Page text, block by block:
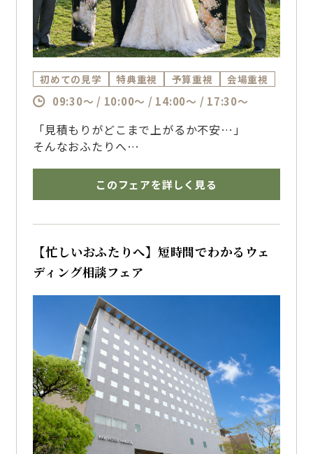
初めての見学 特典重視 予算重視 会場重視
09:30～ / 10:00～ / 14:00～ / 17:30～
「見積もりがどこまで上がるか不安…」
そんなおふたりへ
りに合った予算の考え方を
専属プランナーが分かりやすくご案内。
博多で結婚式を挙げるならザ・フォレストテラ
ス博多のブライダルフェアへ
このフェアを詳しく見る
【忙しいおふたりへ】短時間でわかるウェ
ディング相談フェア